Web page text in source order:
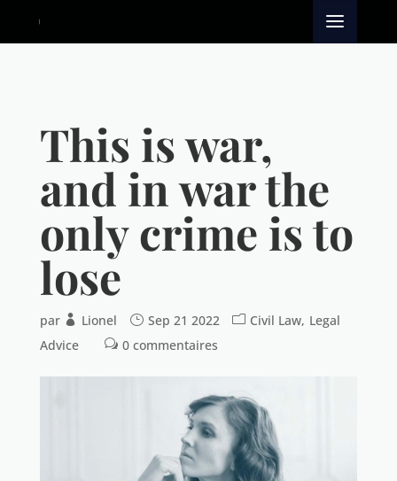
This is war,
and in war the
only crime is to
lose
par Lionel Sep 21 2022 Civil Law Legal
Advice
0 commentaires